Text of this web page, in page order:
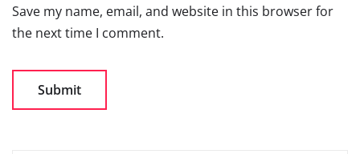
Save my name, email, and website in this browser for
the next time I comment.